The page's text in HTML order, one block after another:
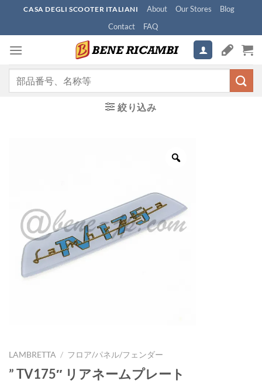
content
CASA DEGLI SCOOTER ITALIANI About Our Stores
Blog
Contact
FAQ
絞り込み
LAMBRETTA / フロア/パネル/フェンダー
” TV175″ リアネームプレート